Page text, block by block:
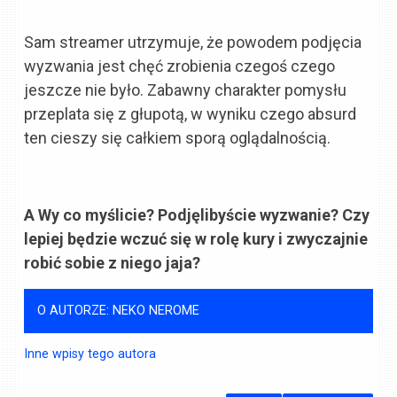
Sam streamer utrzymuje, że powodem podjęcia
wyzwania jest chęć zrobienia czegoś czego
jeszcze nie było. Zabawny charakter pomysłu
przeplata się z głupotą, w wyniku czego absurd
ten cieszy się całkiem sporą oglądalnością.
A Wy co myślicie? Podjęlibyście wyzwanie? Czy
lepiej będzie wczuć się w rolę kury i zwyczajnie
robić sobie z niego jaja?
O AUTORZE: NEKO NEROME
Inne wpisy tego autora